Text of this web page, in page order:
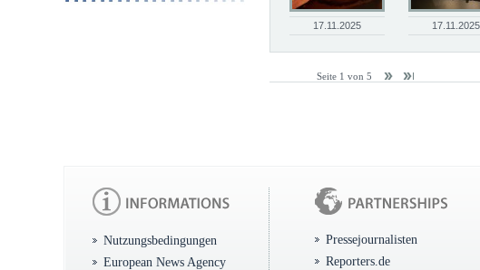
17.11.2025 17.11.2025
Seite 1 von 5
Nutzungsbedingungen
European News Agency
Pressejournalisten
Reporters.de